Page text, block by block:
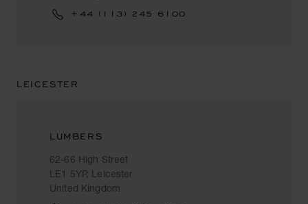
+44 (113) 245 6100
LEICESTER
LUMBERS
62-66 High Street
LE1 5YP, Leicester
United Kingdom